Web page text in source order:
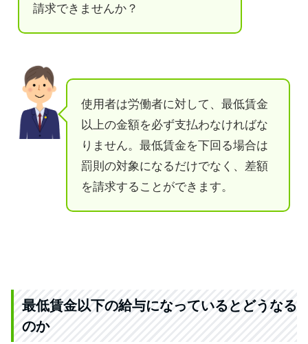
請求できませんか？
使用者は労働者に対して、最低賃金
以上の金額を必ず支払わなければな
りません。最低賃金を下回る場合は
罰則の対象になるだけでなく、差額
を請求することができます。
最低賃金以下の給与になっているとどうなる
のか